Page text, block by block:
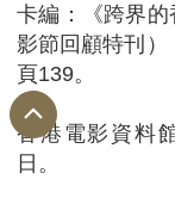
卡編：《跨界
影節回顧特刊）
頁139。
香港電影資料
日。